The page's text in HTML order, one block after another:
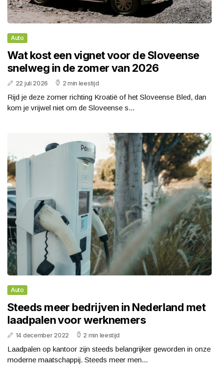
Auto
Wat kost een vignet voor de Sloveense
snelweg in de zomer van 2026
22 juli 2026 2 min leestijd
Rijd je deze zomer richting Kroatië of het Sloveense Bled, dan
kom je vrijwel niet om de Sloveense s...
Auto
Steeds meer bedrijven in Nederland met
laadpalen voor werknemers
14 december 2022 2 min leestijd
Laadpalen op kantoor zijn steeds belangrijker geworden in onze
moderne maatschappij. Steeds meer men...